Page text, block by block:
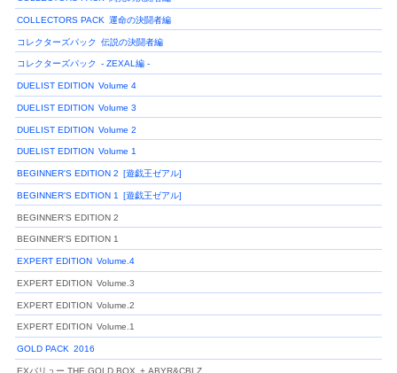
COLLECTORS PACK 運命の決闘者編
コレクターズパック 伝説の決闘者編
コレクターズパック - ZEXAL編 -
DUELIST EDITION Volume 4
DUELIST EDITION Volume 3
DUELIST EDITION Volume 2
DUELIST EDITION Volume 1
BEGINNER'S EDITION 2 [遊戯王ゼアル]
BEGINNER'S EDITION 1 [遊戯王ゼアル]
BEGINNER'S EDITION 2
BEGINNER'S EDITION 1
EXPERT EDITION Volume.4
EXPERT EDITION Volume.3
EXPERT EDITION Volume.2
EXPERT EDITION Volume.1
GOLD PACK 2016
EXバリュー THE GOLD BOX + ABYR&CBLZ